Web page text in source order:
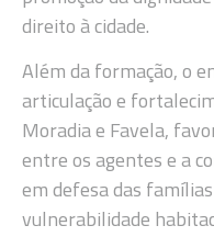
direito à cidade.
Além da formação, o
articulação e
Moradia e Favela,
entre os agentes e a
em defesa das
vulnerabilidade